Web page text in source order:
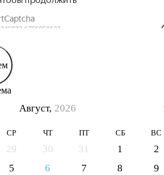
Август, 2026
СР ЧТ ПТ СБ ВС
29 30 31 1
2
5 6 7 8
9